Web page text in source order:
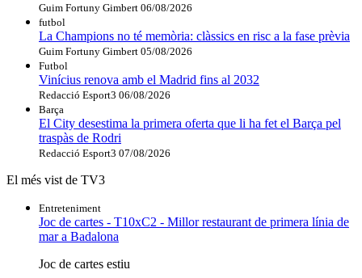
Guim Fortuny Gimbert 06/08/2026
futbol
La Champions no té memòria: clàssics en risc a la fase prèvia
Guim Fortuny Gimbert 05/08/2026
Futbol
Vinícius renova amb el Madrid fins al 2032
Redacció Esport3 06/08/2026
Barça
El City desestima la primera oferta que li ha fet el Barça pel
traspàs de Rodri
Redacció Esport3 07/08/2026
El més vist de TV3
Entreteniment
Joc de cartes - T10xC2 - Millor restaurant de primera línia de
mar a Badalona
Joc de cartes estiu